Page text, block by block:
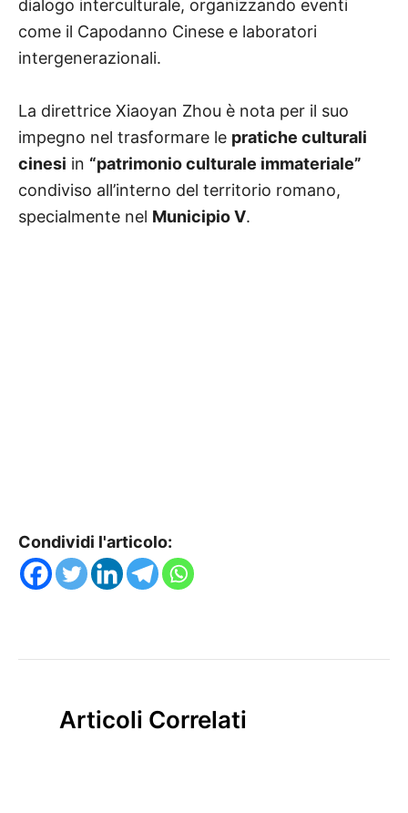
dialogo interculturale, organizzando eventi
come il Capodanno Cinese e laboratori
intergenerazionali.
La direttrice Xiaoyan Zhou è nota per il suo
impegno nel trasformare le pratiche culturali
cinesi in “patrimonio culturale immateriale”
condiviso all’interno del territorio romano,
specialmente nel Municipio V.
Condividi l'articolo:
Articoli Correlati